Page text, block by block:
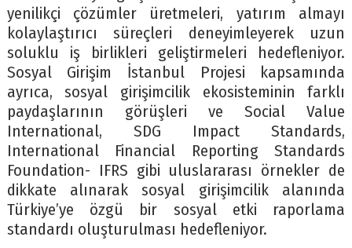
yenilikçi çözümler üretmeleri, yatırım almayı
kolaylaştırıcı süreçleri deneyimleyerek uzun
soluklu iş birlikleri geliştirmeleri hedefleniyor.
Sosyal Girişim İstanbul Projesi kapsamında
ayrıca, sosyal girişimcilik ekosisteminin farklı
paydaşlarının görüşleri ve Social Value
International, SDG Impact Standards,
International Financial Reporting Standards
Foundation- IFRS gibi uluslararası örnekler de
dikkate alınarak sosyal girişimcilik alanında
Türkiye’ye özgü bir sosyal etki raporlama
standardı oluşturulması hedefleniyor.